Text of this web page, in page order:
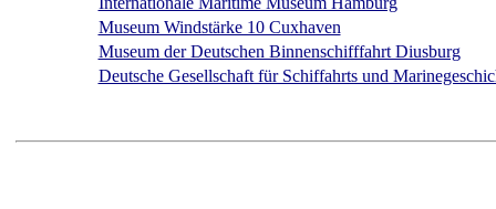
Museum Windstärke 10 Cuxhaven
Museum der Deutschen Binnenschifffahrt Diusburg
Deutsche Gesellschaft für Schiffahrts und